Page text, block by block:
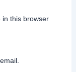
in this browser